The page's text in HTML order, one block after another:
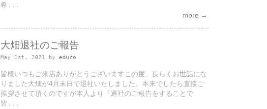
希...
more →
大畑退社のご報告
May 1st, 2021 by educo
皆様いつもご来店ありがとうございますこの度、長らくお世話にな
りました大畑が4月末日で退社いたしました。本来でしたら直接ご
挨拶させて頂くのですが本人より『退社のご報告をすることで
皆...